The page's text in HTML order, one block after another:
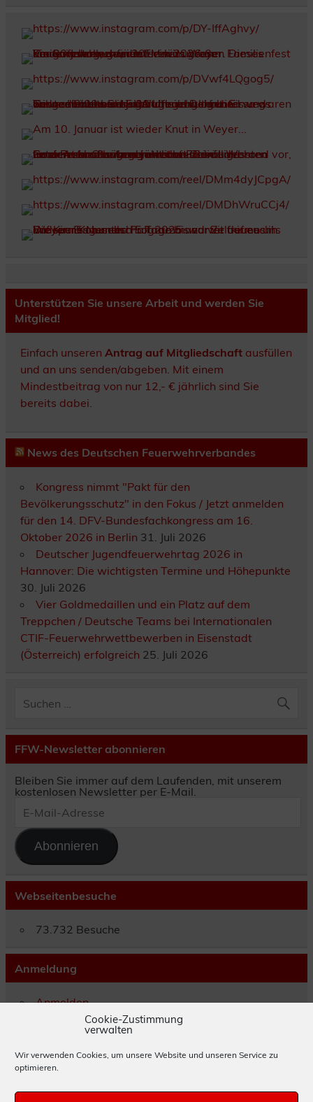
Cookie-Zustimmung
verwalten
Wir verwenden Cookies, um unsere Website und unseren Service zu
optimieren.
Unterstützen Sie unsere Arbeit und werden Sie
Mitglied!
Einfach unseren Antrag auf Mitgliedschaftausfüllen
und an uns senden/abgeben. Mit einem
Mindestbeitrag von nur 12,- € jährlich sind Sie
bereits dabei.
News des Deutschen Feuerwehrverbandes
Kongress nimmt "Pakt für den
Bevölkerungsschutz" in den Fokus / Jetzt anmelden
für den 14. DFV-Bundesfachkongress am 16.
Oktober 2026 in Berlin 31. Juli 2026
Deutscher Jugendfeuerwehrtag 2026 in
Hannover: Die wichtigsten Termine und Höhepunkte
30. Juli 2026
Vier Goldmedaillen und ein Platz auf dem
Treppchen / Deutsche Teams bei Internationalen
CTIF-Feuerwehrwettbewerben in Eisenstadt
(Österreich) erfolgreich 25. Juli 2026
FFW-Newsletter abonnieren
Bleiben Sie immer auf dem Laufenden, mit unserem
kostenlosen Newsletter per E-Mail.
Mail-
Abonnieren
Webseitenbesuche
73.732 Besuche
Anmeldung
Anmelden
Eintrags-Feed
Kommentar-Feed
WordPress.org
Impressum